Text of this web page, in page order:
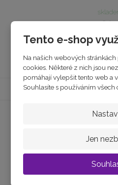
Tento e-shop
Na našich webových
cookies. Některé z nich jsou
pomáhají vylepšit tento web a
Souhlasíte s používáním všech
Jen
€